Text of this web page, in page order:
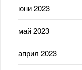
юни 2023
май 2023
април 2023